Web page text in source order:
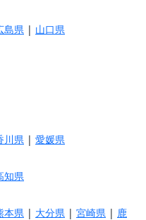
島県 | 山口県
川県 | 愛媛県
知県
本県 | 大分県 | 宮崎県 | 鹿